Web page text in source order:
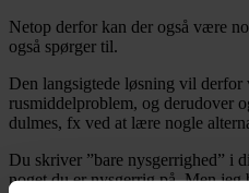
Netop derfor kan der også være
også spørger til.
Den langsigtede løsning vil
rusmiddelproblem, og derudover
dulmes, fx ved at lære nogle
Du skriver ”bare nysgerrighed” i
noget du er nysgerrig på. Men